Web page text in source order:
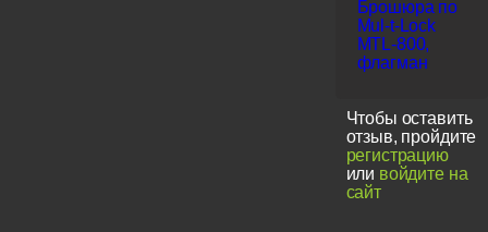
Брошюра по
Mul-t-Lock
MTL-800,
флагман
Чтобы оставить
отзыв, пройдите
регистрацию
или войдите на
сайт